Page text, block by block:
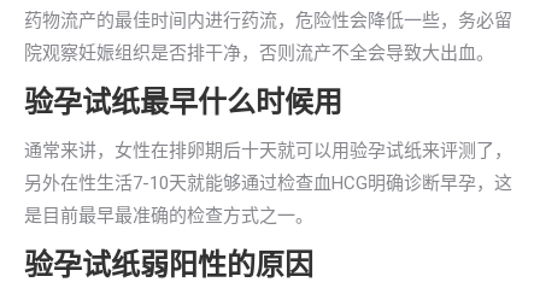
药物流产的最佳时间内进行药流，危险性会降低一些，务必留
院观察妊娠组织是否排干净，否则流产不全会导致大出血。
验孕试纸最早什么时候用
通常来讲，女性在排卵期后十天就可以用验孕试纸来评测了，
另外在性生活7-10天就能够通过检查血HCG明确诊断早孕，这
是目前最早最准确的检查方式之一。
验孕试纸弱阳性的原因